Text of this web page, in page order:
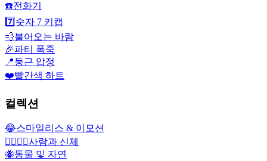
☎️전화기
7️⃣ 숫자 7 키캡
💨불어오는 바람
🎉파티 폭죽
📍둥근 압정
❤️빨간색 하트
컬렉션
😂스마일리스 & 이모션
👩‍❤️‍💋‍👨사람과 신체
🐝동물 및 자연